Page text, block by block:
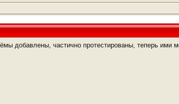
добавлены, частично протестированы, теперь ими